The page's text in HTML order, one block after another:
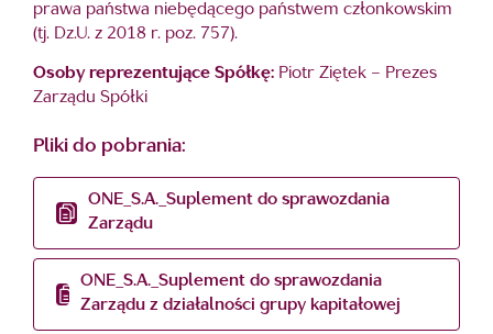
prawa państwa niebędącego państwem członkowskim
(tj. Dz.U. z 2018 r. poz. 757).
Osoby reprezentujące Spółkę: Piotr Ziętek – Prezes
Zarządu Spółki
Pliki do pobrania:
ONE_S.A._Suplement do sprawozdania
Zarządu
ONE_S.A._Suplement do sprawozdania
Zarządu z działalności grupy kapitałowej